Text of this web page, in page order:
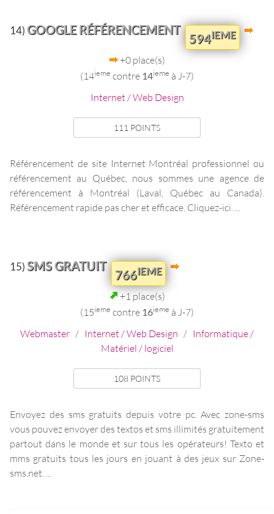
14)GOOGLE RÉFÉRENCEMENT
594IEME
+0 place(s)
(14ieme contre 14ieme à J-7)
Internet / Web Design
111 POINTS
Référencement de site Internet Montréal professionnel ou
référencement au Québec, nous sommes une agence de
référencement à Montréal (Laval, Québec au Canada).
Référencement rapide pas cher et efficace. Cliquez-ici. ...
15) SMS GRATUIT
766IEME
+1 place(s)
(15ieme contre 16ieme à J-7)
Webmaster / Internet / Web Design / Informatique /
Matériel / logiciel
108 POINTS
Envoyez des sms gratuits depuis votre pc. Avec zone-sms
vous pouvez envoyer des textos et sms illimités gratuitement
partout dans le monde et sur tous les opérateurs! Texto et
mms gratuits tous les jours en jouant à des jeux sur Zone-
sms.net. ...